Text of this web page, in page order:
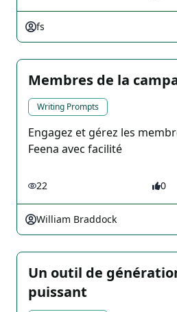
fs
Membres de la
Writing Prompts
Engagez et gérez les
Feena avec facilité
22 0
William Braddock
Un outil de
puissant